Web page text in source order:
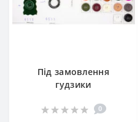
Під замовлення
гудзики
0